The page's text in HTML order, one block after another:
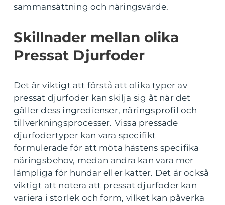
sammansättning och näringsvärde.
Skillnader mellan olika
Pressat Djurfoder
Det är viktigt att förstå att olika typer av
pressat djurfoder kan skilja sig åt när det
gäller dess ingredienser, näringsprofil och
tillverkningsprocesser. Vissa pressade
djurfodertyper kan vara specifikt
formulerade för att möta hästens specifika
näringsbehov, medan andra kan vara mer
lämpliga för hundar eller katter. Det är också
viktigt att notera att pressat djurfoder kan
variera i storlek och form, vilket kan påverka